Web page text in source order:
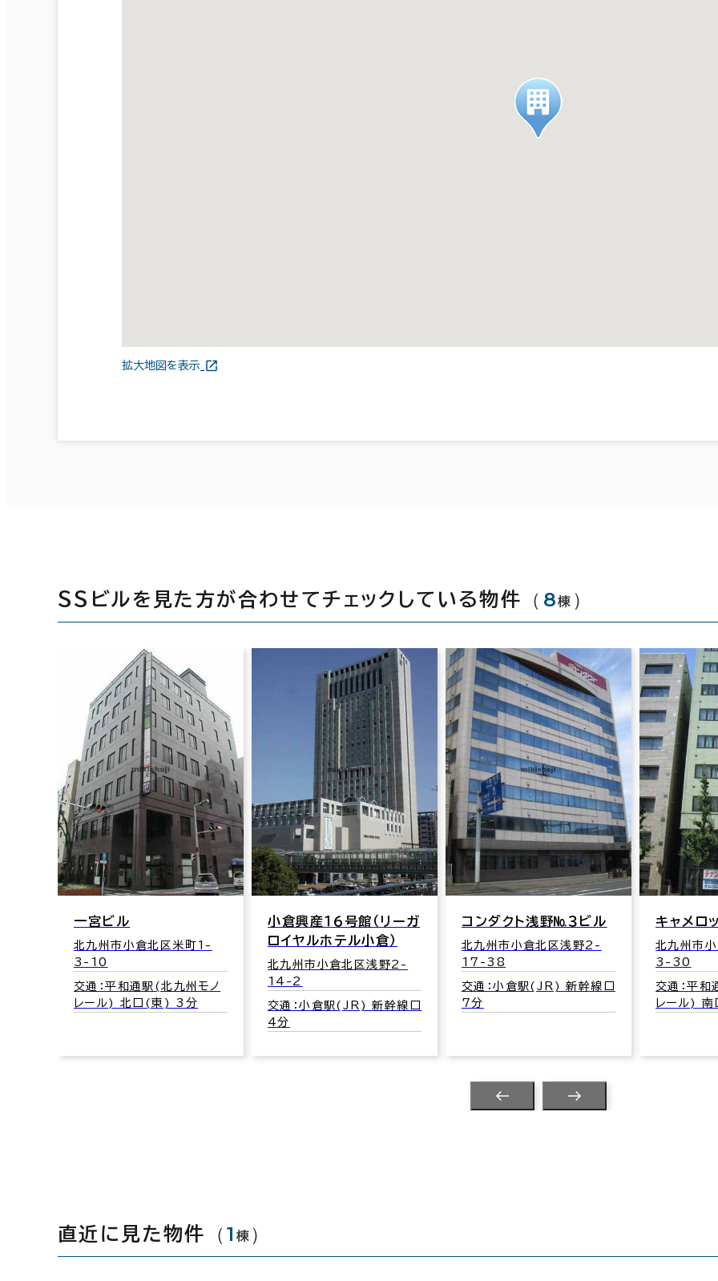
拡大地図を表示
ＳＳビルを見た方が合わせてチェックしている物件 （ 8棟 ）
一宮ビル
北九州市小倉北区米町1-
3-10
交通：平和通駅(北九州モノ
レール) 北口(東) 3分
小倉興産１６号館（リーガ
ロイヤルホテル小倉）
北九州市小倉北区浅野2-
14-2
交通：小倉駅(JR) 新幹線口
4分
コンダクト浅野№３ビル
北九州市小倉北区浅野2-
17-38
交通：小倉駅(JR) 新幹線口
7分
キャメロ
北九州市
3-30
交通：平
レール)
直近に見た物件 （1 棟 ）